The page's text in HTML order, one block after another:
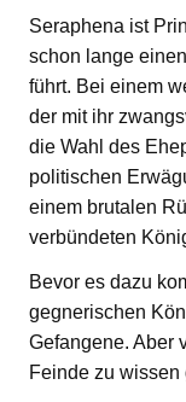
Seraphena ist
schon lange
führt. Bei einem
der mit ihr
die Wahl des
politischen
einem brutalen
verbündeten
Bevor es dazu
gegnerischen
Gefangene. Aber
Feinde zu wissen